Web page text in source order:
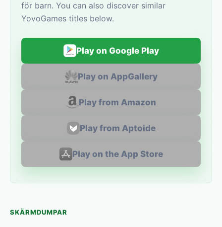
för barn. You can also discover similar
YovoGames titles below.
Play on Google Play
Play on AppGallery
Play from Amazon
Play from Aptoide
Play on the App Store
SKÄRMDUMPAR